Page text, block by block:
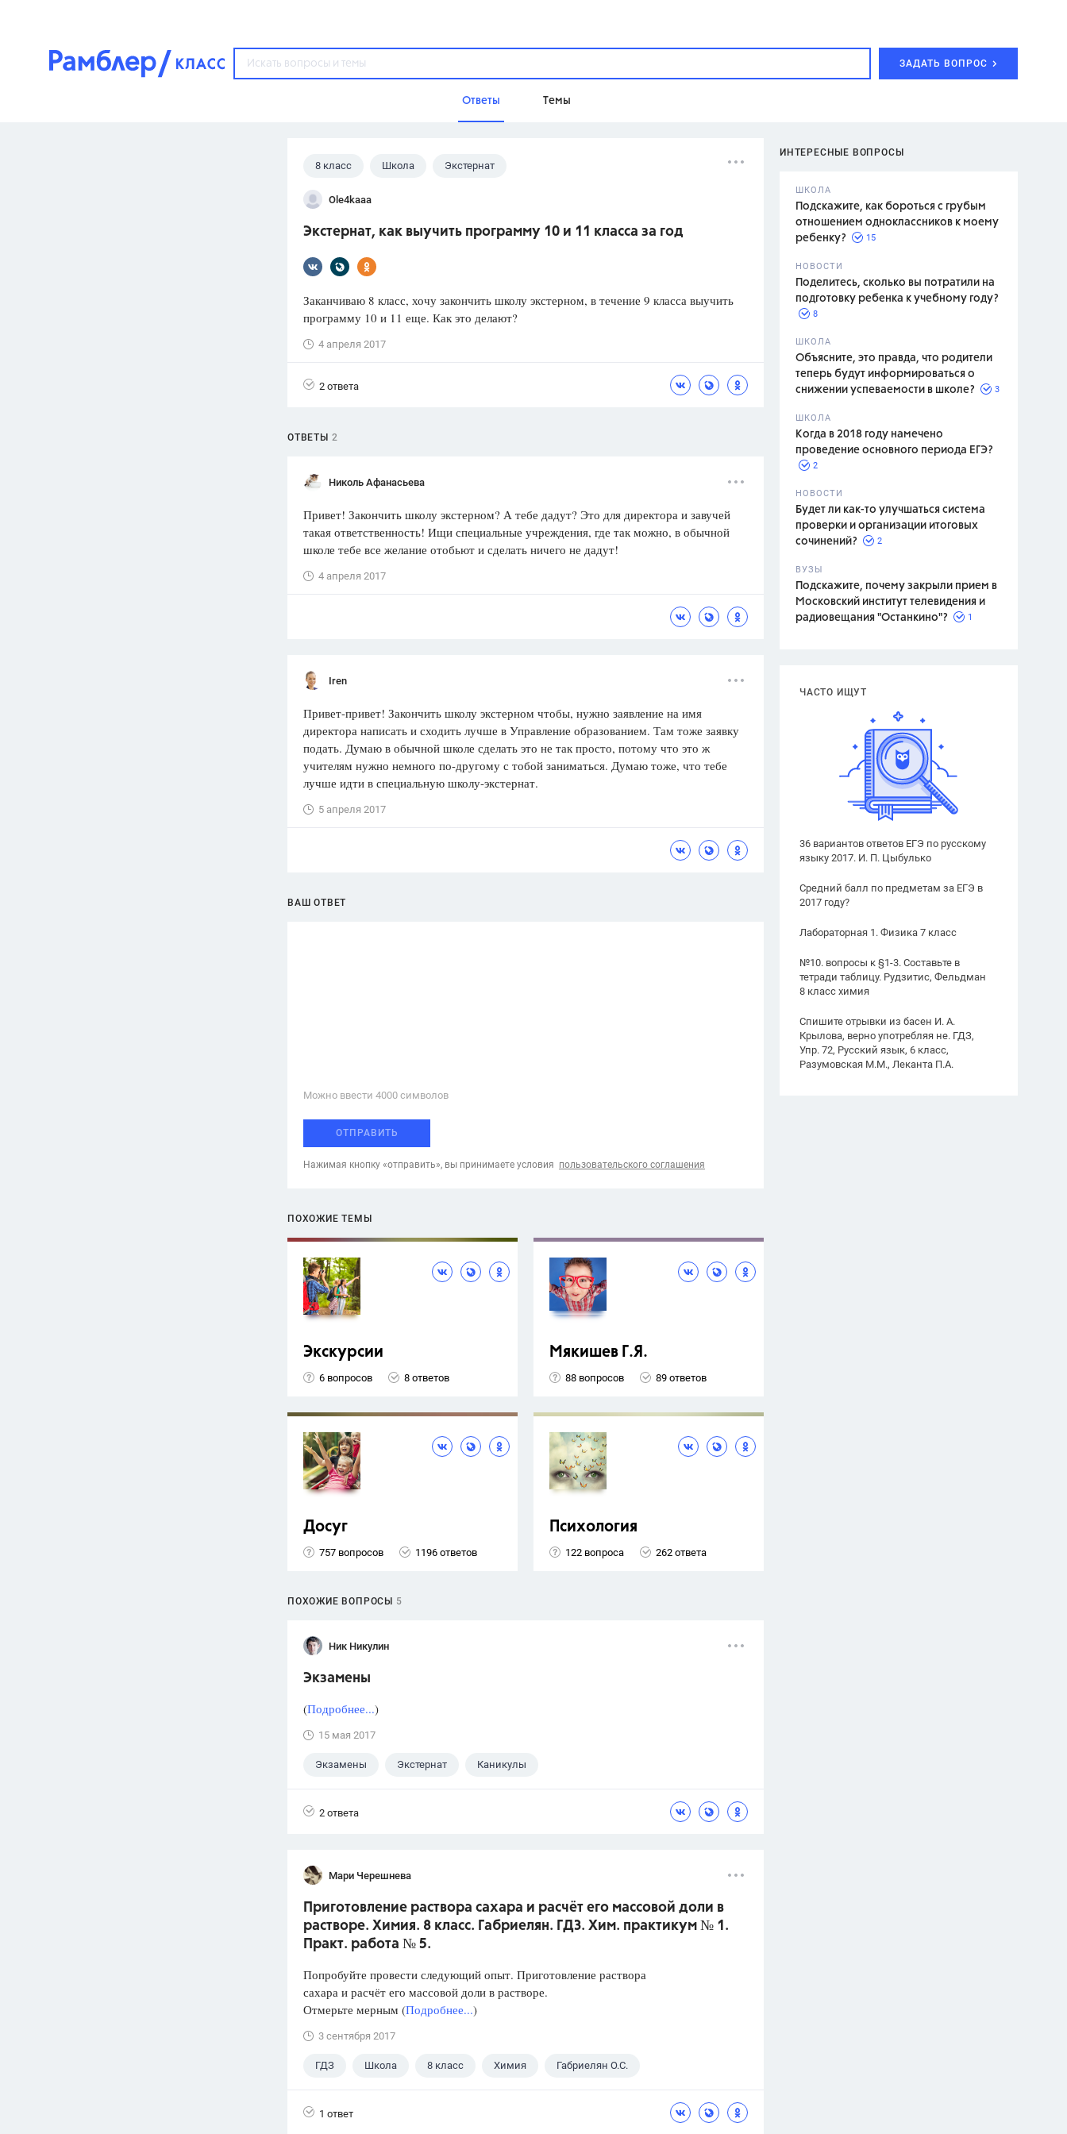
ЗАДАТЬ ВОПРОС
Ответы Темы
Популярные темы
3273 ответа
3460 ответов
ФИПИ
ответов
Вузы
82 ответа
Spotlight
1551 ответ
ГИА
ответов
Школа
ИНТЕРЕСНЫЕ ВОПРОСЫ
ШКОЛА
Подскажите, как бороться с грубым
отношением одноклассников к моему
ребенку?
15
НОВОСТИ
Поделитесь, сколько вы потратили на
подготовку ребенка к учебному году?
8
ШКОЛА
Объясните, это правда, что родители
теперь будут информироваться о
снижении успеваемости в школе?
3
ШКОЛА
Когда в 2018 году намечено
проведение основного периода ЕГЭ?
2
НОВОСТИ
Будет ли как-то улучшаться система
проверки и организации итоговых
сочинений?
2
ВУЗЫ
Подскажите, почему закрыли прием в
Московский институт телевидения и
радиовещания "Останкино"?
1
ЧАСТО ИЩУТ
36 вариантов ответов ЕГЭ по русскому
языку 2017. И. П. Цыбулько
Средний балл по предметам за ЕГЭ в
2017 году?
Лабораторная 1. Физика 7 класс
№10. вопросы к §1-3. Составьте в
тетради таблицу. Рудзитис, Фельдман
8 класс химия
Спишите отрывки из басен И. А.
Крылова, верно употребляя не. ГДЗ,
Упр. 72, Русский язык, 6 класс,
Разумовская М.М., Леканта П.А.
8 класс Школа Экстернат
Ole4kaaa
Экстернат, как выучить программу 10 и 11 класса за год
Заканчиваю 8 класс, хочу закончить школу экстерном, в течение 9 класса выучить
программу 10 и 11 еще. Как это делают?
4 апреля 2017
2 ответа
ОТВЕТЫ 2
Николь Афанасьева
Привет! Закончить школу экстерном? А тебе дадут? Это для директора и завучей
такая ответственность! Ищи специальные учреждения, где так можно, в обычной
школе тебе все желание отобьют и сделать ничего не дадут!
4 апреля 2017
Iren
Привет-привет! Закончить школу экстерном чтобы, нужно заявление на имя
директора написать и сходить лучше в Управление образованием. Там тоже заявку
подать. Думаю в обычной школе сделать это не так просто, потому что это ж
учителям нужно немного по-другому с тобой заниматься. Думаю тоже, что тебе
лучше идти в специальную школу-экстернат.
5 апреля 2017
ВАШ ОТВЕТ
Можно ввести 4000 cимволов
ОТПРАВИТЬ
Нажимая кнопку «отправить», вы принимаете условия пользовательского соглашения
ПОХОЖИЕ ТЕМЫ
Экскурсии
6 вопросов 8 ответов
Мякишев Г.Я.
88 вопросов 89 ответов
Досуг
757 вопросов 1196 ответов
Психология
122 вопроса 262 ответа
ПОХОЖИЕ ВОПРОСЫ 5
Ник Никулин
Экзамены
(Подробнее...)
15 мая 2017
Экзамены Экстернат Каникулы
2 ответа
Мари Черешнева
Приготовление раствора сахара и расчёт его массовой доли в
растворе. Химия. 8 класс. Габриелян. ГДЗ. Хим. практикум № 1.
Практ. работа № 5.
Попробуйте провести следующий опыт. Приготовление раствора
сахара и расчёт его массовой доли в растворе.
Отмерьте мерным (Подробнее...)
3 сентября 2017
ГДЗ Школа 8 класс Химия Габриелян О.С.
1 ответ